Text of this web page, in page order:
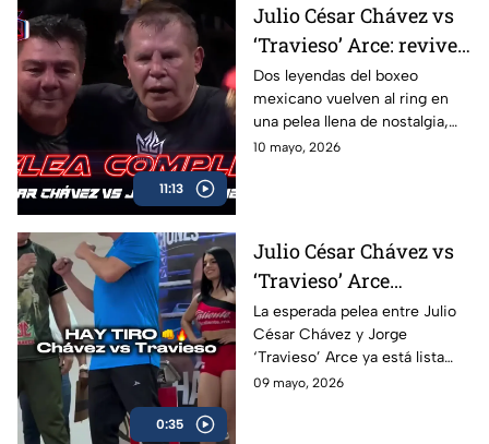
11:13
Julio César Chávez vs
‘Travieso’ Arce: revive
la pelea completa en
Box Azteca
Dos leyendas del boxeo
mexicano vuelven al ring en
una pelea llena de nostalgia,
emoción y grandes momentos
10 mayo, 2026
0:35
Julio César Chávez vs
‘Travieso’ Arce
cumplen con la
báscula; habrá pelea en
Box Azteca
La esperada pelea entre Julio
César Chávez y Jorge
‘Travieso’ Arce ya está lista
luego de que ambos superaran
09 mayo, 2026